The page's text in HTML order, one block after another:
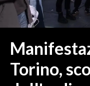
NUORO E PROVINCIA
OGLIASTRA
ITALIA
Torino,